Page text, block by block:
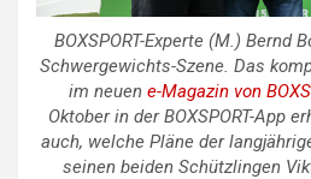
BOXSPORT-Experte (M.) Bernd
Schwergewichts-Szene. Das
im neuen e-Magazin von
Oktober in der BOXSPORT-App
auch, welche Pläne der
seinen beiden Schützlingen